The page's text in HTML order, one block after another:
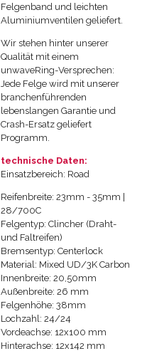
Felgenband und leichten
Aluminiumventilen geliefert.
Wir stehen hinter unserer
Qualität mit einem
unwaveRing-Versprechen:
Jede Felge wird mit unserer
branchenführenden
lebenslangen Garantie und
Crash-Ersatz geliefert
Programm.
technische Daten:
Einsatzbereich: Road
Reifenbreite: 23mm - 35mm |
28/700C
Felgentyp: Clincher (Draht-
und Faltreifen)
Bremsentyp: Centerlock
Material: Mixed UD/3K Carbon
Innenbreite: 20,50mm
Außenbreite: 26 mm
Felgenhöhe: 38mm
Lochzahl: 24/24
Vordeachse: 12x100 mm
Hinterachse: 12x142 mm